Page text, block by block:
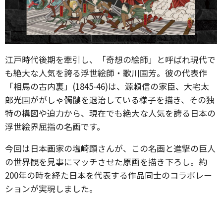
江戸時代後期を牽引し、「奇想の絵師」と呼ばれ現代で
も絶大な人気を誇る浮世絵師・歌川国芳。彼の代表作
「相馬の古内裏」(1845-46)は、源頼信の家臣、大宅太
郎光国ががしゃ髑髏を退治している様子を描き、その独
特の構図や迫力から、現在でも絶大な人気を誇る日本の
浮世絵界屈指の名画です。
今回は日本画家の塩崎顕さんが、この名画と進撃の巨人
の世界観を見事にマッチさせた原画を描き下ろし。約
200年の時を経た日本を代表する作品同士のコラボレー
ションが実現しました。